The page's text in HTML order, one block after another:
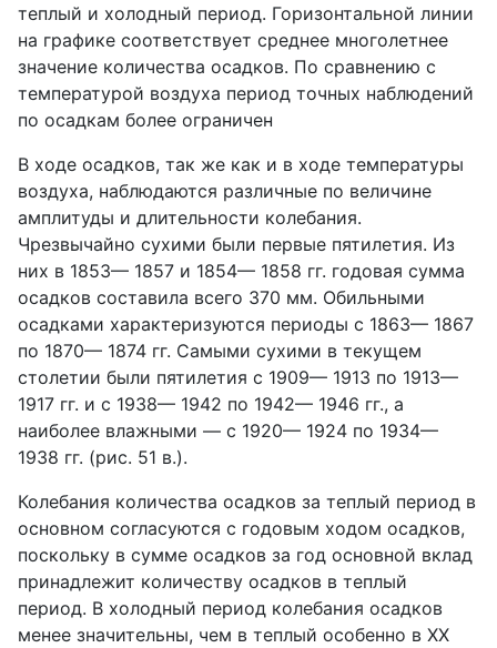
теплый и холодный период. Горизонтальной линии
на графике соответствует среднее многолетнее
значение количества осадков. По сравнению с
температурой воздуха период точных наблюдений
по осадкам более ограничен
В ходе осадков, так же как и в ходе температуры
воздуха, наблюдаются различные по величине
амплитуды и длительности колебания.
Чрезвычайно сухими были первые пятилетия. Из
них в 1853— 1857 и 1854— 1858 гг. годовая сумма
осадков составила всего 370 мм. Обильными
осадками характеризуются периоды с 1863— 1867
по 1870— 1874 гг. Самыми сухими в текущем
столетии были пятилетия с 1909— 1913 по 1913—
1917 гг. и с 1938— 1942 по 1942— 1946 гг., а
наиболее влажными — с 1920— 1924 по 1934—
1938 гг. (рис. 51 в.).
Колебания количества осадков за теплый период в
основном согласуются с годовым ходом осадков,
поскольку в сумме осадков за год основной вклад
принадлежит количеству осадков в теплый
период. В холодный период колебания осадков
менее значительны, чем в теплый особенно в XX